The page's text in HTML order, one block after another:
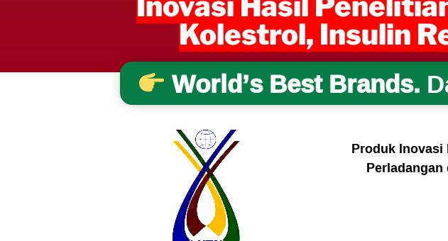
Kolestrol, Insulin
World’s Best Brands.
Produk Inovasi